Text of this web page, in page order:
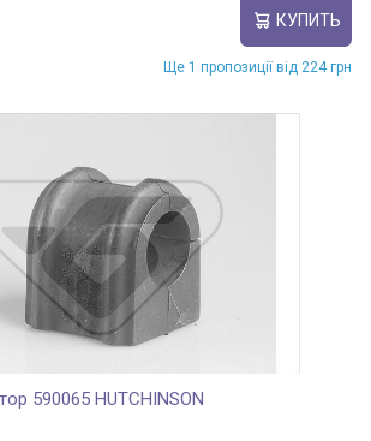
КУПИТЬ
Ще 1 пропозиції від 224 грн
590065 HUTCHINSON